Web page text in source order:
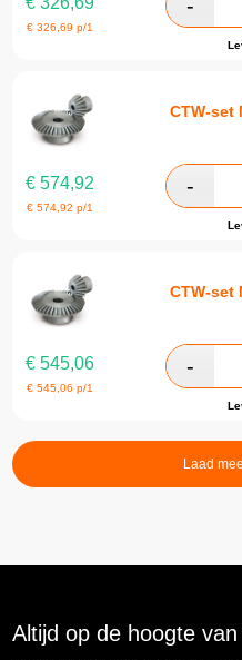
€326,69 p/1
CTW-set
€ 574,92
€574,92 p/1
CTW-set
€ 545,06
€545,06 p/1
Laad
Altijd op de hoogte